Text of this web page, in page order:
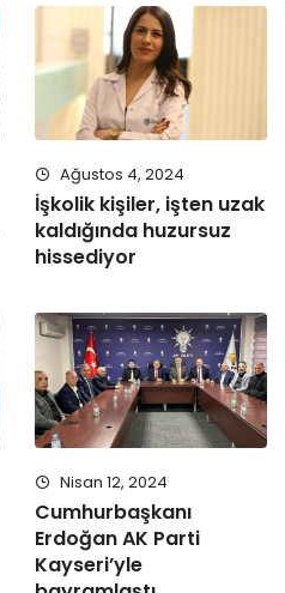
Ağustos 4, 2024
İşkolik kişiler, işten uzak
kaldığında huzursuz
hissediyor
Nisan 12, 2024
Cumhurbaşkanı
Erdoğan AK Parti
Kayseri’yle